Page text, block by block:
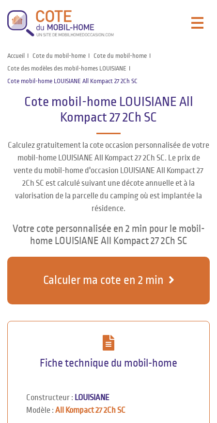
Accueil Cote du mobil-home
Cote du mobil-home
Cote des modèles des mobil-homes LOUISIANE
Cote mobil-home LOUISIANE All Kompact 27 2Ch SC
Cote mobil-home LOUISIANE All
Kompact 27 2Ch SC
Calculez gratuitement la cote occasion personnalisée de votre
mobil-home LOUISIANE All Kompact 27 2Ch SC. Le prix de
vente du mobil-home d'occasion LOUISIANE All Kompact 27
2Ch SC est calculé suivant une décote annuelle et à la
valorisation de la parcelle du camping où est implantée la
résidence.
Votre cote personnalisée en 2 min pour le mobil-
home LOUISIANE All Kompact 27 2Ch SC
Calculer ma cote en 2 min
Fiche technique du mobil-home
Constructeur : LOUISIANE
Modèle : All Kompact 27 2Ch SC